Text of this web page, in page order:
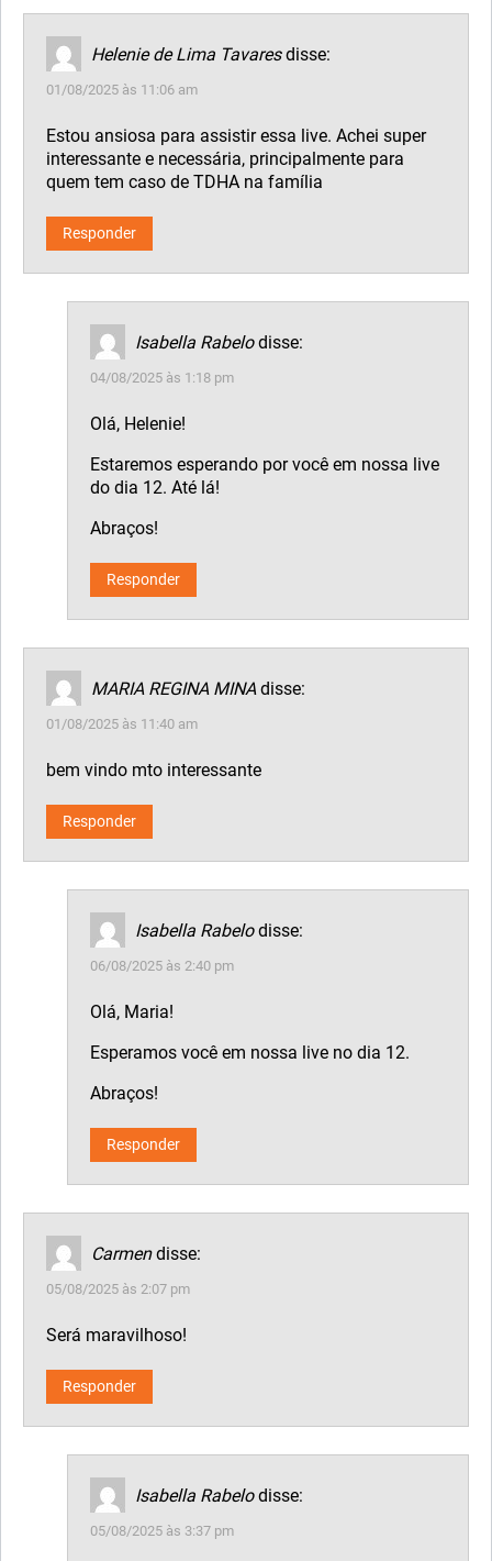
Helenie de Lima Tavares disse:
01/08/2025 às 11:06 am
Estou ansiosa para assistir essa live. Achei super
interessante e necessária, principalmente para
quem tem caso de TDHA na família
Responder
Isabella Rabelo disse:
04/08/2025 às 1:18 pm
Olá, Helenie!
Estaremos esperando por você em nossa live
do dia 12. Até lá!
Abraços!
Responder
MARIA REGINA MINA disse:
01/08/2025 às 11:40 am
bem vindo mto interessante
Responder
Isabella Rabelo disse:
06/08/2025 às 2:40 pm
Olá, Maria!
Esperamos você em nossa live no dia 12.
Abraços!
Responder
Carmen disse:
05/08/2025 às 2:07 pm
Será maravilhoso!
Responder
Isabella Rabelo disse:
05/08/2025 às 3:37 pm